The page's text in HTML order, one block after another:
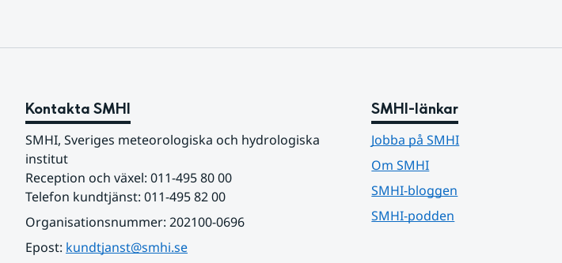
Kontakta SMHI
SMHI, Sveriges meteorologiska och hydrologiska
institut
Reception och växel: 011-495 80 00
Telefon kundtjänst: 011-495 82 00
Organisationsnummer: 202100-0696
Epost: kundtjanst@smhi.se
SMHI-länkar
Jobba på SMHI
Om SMHI
SMHI-bloggen
SMHI-podden